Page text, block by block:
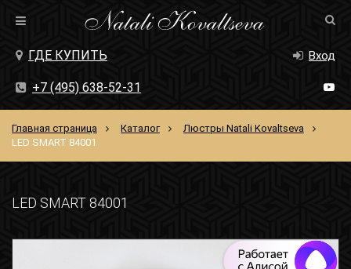
+7 (495) 638-52-31
ГДЕ КУПИТЬ Вход
Главная страница Каталог
Люстры Natali Kovaltseva
LED SMART 84001
LED SMART 84001